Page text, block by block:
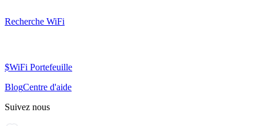
Recherche WiFi
$WiFi Portefeuille
BlogCentre d'aide
Suivez nous